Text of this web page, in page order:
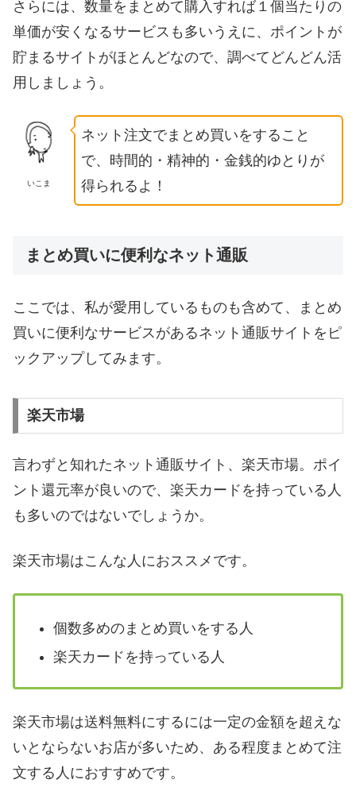
さらには、数量をまとめて購入すれば１個当たりの
単価が安くなるサービスも多いうえに、ポイントが
貯まるサイトがほとんどなので、調べてどんどん活
用しましょう。
いこま
ネット注文でまとめ買いをすること
で、時間的・精神的・金銭的ゆとりが
得られるよ！
まとめ買いに便利なネット通販
ここでは、私が愛用しているものも含めて、まとめ
買いに便利なサービスがあるネット通販サイトをピ
ックアップしてみます。
楽天市場
言わずと知れたネット通販サイト、楽天市場。ポイ
ント還元率が良いので、楽天カードを持っている人
も多いのではないでしょうか。
楽天市場はこんな人におススメです。
個数多めのまとめ買いをする人
楽天カードを持っている人
楽天市場は送料無料にするには一定の金額を超えな
いとならないお店が多いため、ある程度まとめて注
文する人におすすめです。